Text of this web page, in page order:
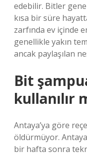
edebilir. Bitler
kısa bir süre
zarfında ev içinde
genellikle yakın
ancak paylaşılan
Bit
kullanılır
Antaya’ya göre
öldürmüyor.
bir hafta sonra